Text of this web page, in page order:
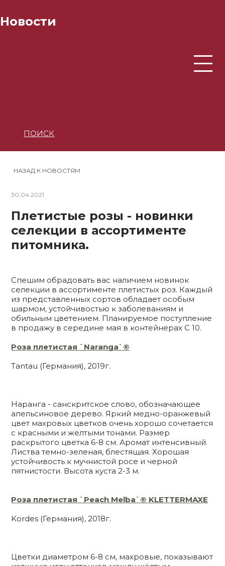
Новости
ПОИСК
НАЗАД К НОВОСТЯМ
30.04.2021
Плетистые розы - новинки
селекции в ассортименте
питомника.
Спешим обрадовать вас наличием новинок
селекции в ассортименте плетистых роз. Каждый
из представленных сортов обладает особым
шармом, устойчивостью к заболеваниям и
обильным цветением. Планируемое поступление
в продажу в середине мая в контейнерах С 10.
Роза плетистая `Naranga`®
Tantau (Германия), 2019г.
Наранга - санскритское слово, обозначающее
апельсиновое дерево. Яркий медно-оранжевый
цвет махровых цветков очень хорошо сочетается
с красными и желтыми тонами. Размер
раскрытого цветка 6-8 см. Аромат интенсивный.
Листва темно-зеленая, блестящая. Хорошая
устойчивость к мучнистой росе и черной
пятнистости. Высота куста 2-3 м.
Роза плетистая `Peach Melba`® KLETTERMAXE
Kordes (Германия), 2018г.
Цветки диаметром 6-8 см, махровые, показывают